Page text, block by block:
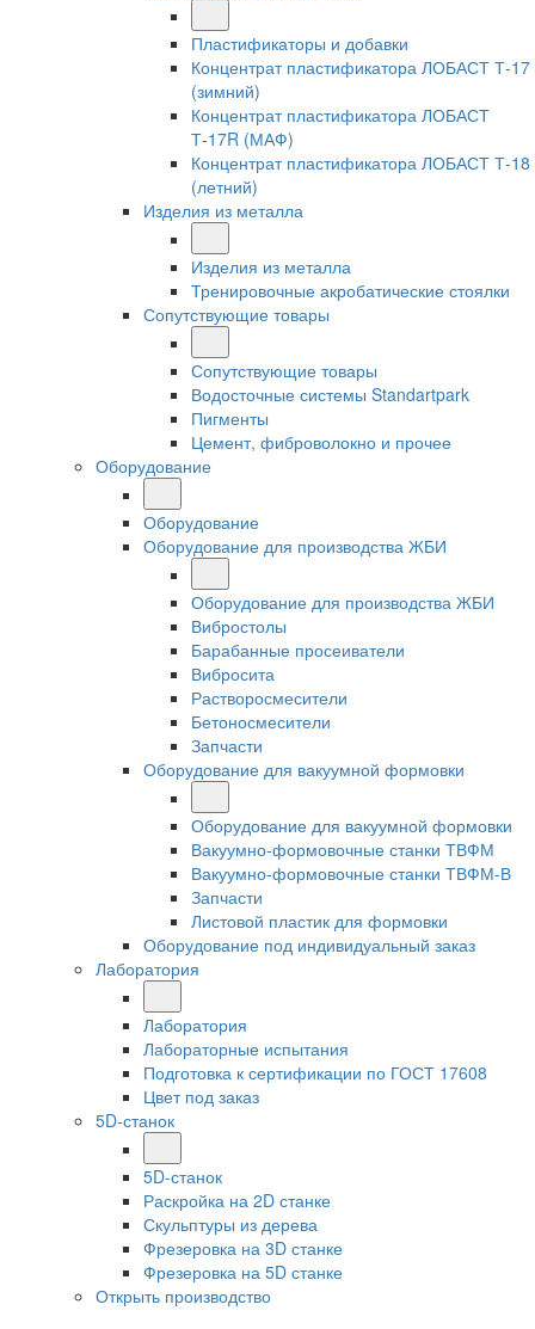
Пластификаторы и добавки
Концентрат пластификатора ЛОБАСТ Т-17
(зимний)
Концентрат пластификатора ЛОБАСТ
Т-17R (МАФ)
Концентрат пластификатора ЛОБАСТ Т-18
(летний)
Изделия из металла
Изделия из металла
Тренировочные акробатические стоялки
Сопутствующие товары
Сопутствующие товары
Водосточные системы Standartpark
Пигменты
Цемент, фиброволокно и прочее
Оборудование
Оборудование
Оборудование для производства ЖБИ
Оборудование для производства ЖБИ
Вибростолы
Барабанные просеиватели
Вибросита
Растворосмесители
Бетоносмесители
Запчасти
Оборудование для вакуумной формовки
Оборудование для вакуумной формовки
Вакуумно-формовочные станки ТВФМ
Вакуумно-формовочные станки ТВФМ-В
Запчасти
Листовой пластик для формовки
Оборудование под индивидуальный заказ
Лаборатория
Лаборатория
Лабораторные испытания
Подготовка к сертификации по ГОСТ 17608
Цвет под заказ
5D-станок
5D-станок
Раскройка на 2D станке
Скульптуры из дерева
Фрезеровка на 3D станке
Фрезеровка на 5D станке
Открыть производство